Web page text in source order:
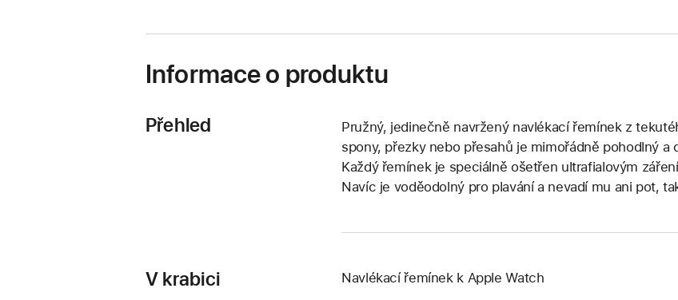
Informace o produktu
Přehled
Pružný, jedinečně navržený navlékací řemínek z
spony, přezky nebo přesahů je mimořádně pohodlný a
Každý řemínek je speciálně ošetřen ultrafialovým
Navíc je voděodolný pro plavání a nevadí mu ani pot,
V krabici Navlékací řemínek k Apple Watch